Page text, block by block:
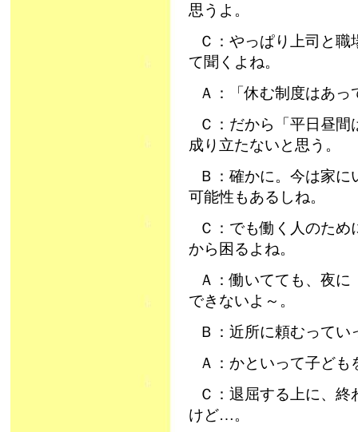
思うよ。
Ｃ：やっぱり上司と
て聞くよね。
Ａ：「休む制度はあ
Ｃ：だから「平日昼
成り立たないと思う。
Ｂ：確かに。今は家
可能性もあるしね。
Ｃ：でも働く人のた
から困るよね。
Ａ：働いてても、夜
できないよ～。
Ｂ：近所に頼むって
Ａ：かといって子ど
Ｃ：退屈する上に、
けど…。